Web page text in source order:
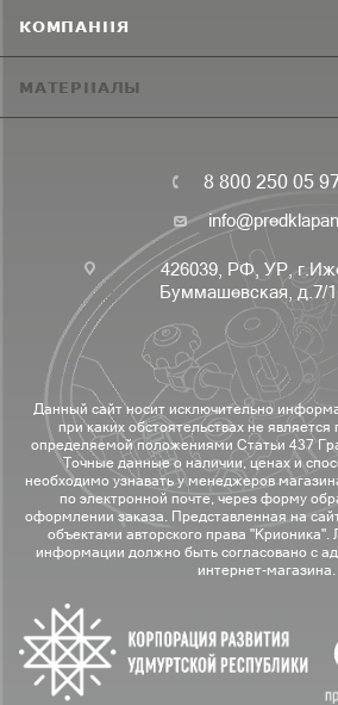
КОМПАНИЯ
МАТЕРИАЛЫ
8 800 250 05
426039, РФ, УР,
Буммашевская, д.7/
Данный сайт носит исключительно
при каких обстоятельствах не
определяемой положениями Статьи 437
Точные данные о наличии, ценах и
необходимо узнавать у менеджеров
по электронной почте, через форму
оформлении заказа. Представленная на
объектами авторского права "Крионика".
информации должно быть согласовано с
интернет-магазина.